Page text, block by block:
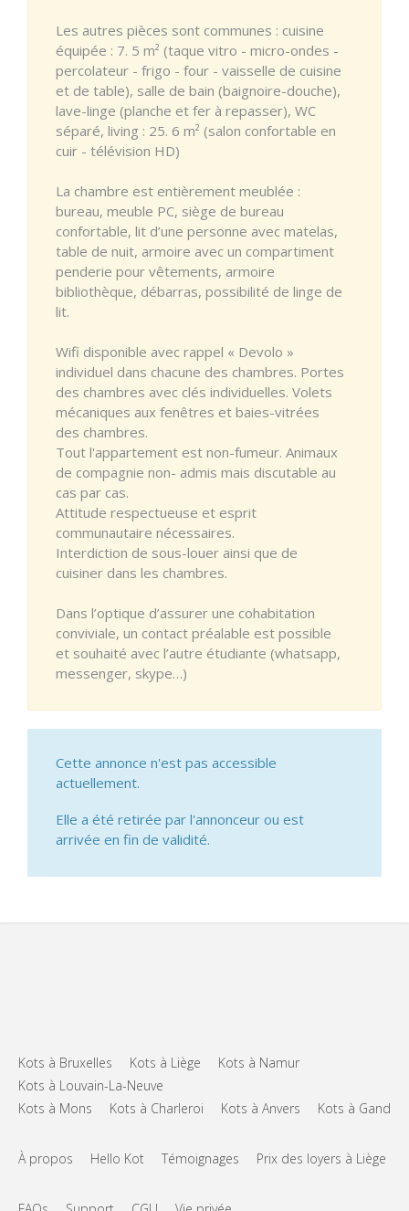
Les autres pièces sont communes : cuisine
équipée : 7. 5 m² (taque vitro - micro-ondes -
percolateur - frigo - four - vaisselle de cuisine
et de table), salle de bain (baignoire-douche),
lave-linge (planche et fer à repasser), WC
séparé, living : 25. 6 m² (salon confortable en
cuir - télévision HD)
La chambre est entièrement meublée :
bureau, meuble PC, siège de bureau
confortable, lit d’une personne avec matelas,
table de nuit, armoire avec un compartiment
penderie pour vêtements, armoire
bibliothèque, débarras, possibilité de linge de
lit.
Wifi disponible avec rappel « Devolo »
individuel dans chacune des chambres. Portes
des chambres avec clés individuelles. Volets
mécaniques aux fenêtres et baies-vitrées
des chambres.
Tout l'appartement est non-fumeur. Animaux
de compagnie non- admis mais discutable au
cas par cas.
Attitude respectueuse et esprit
communautaire nécessaires.
Interdiction de sous-louer ainsi que de
cuisiner dans les chambres.
Dans l’optique d’assurer une cohabitation
conviviale, un contact préalable est possible
et souhaité avec l’autre étudiante (whatsapp,
messenger, skype…)
Cette annonce n'est pas accessible
actuellement.
Elle a été retirée par l'annonceur ou est
arrivée en fin de validité.
Kots à Bruxelles Kots à Liège
Kots à Namur
Kots à Louvain-La-Neuve
Kots à Mons
Kots à Charleroi Kots à Anvers Kots à Gand
À propos Hello Kot Témoignages Prix des loyers à Liège